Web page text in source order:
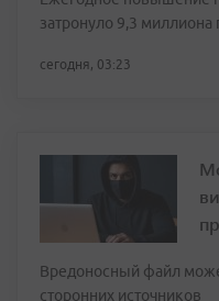
затронуло 9,3 миллиона
сегодня, 03:23
Вредоносный файл
сторонних источников